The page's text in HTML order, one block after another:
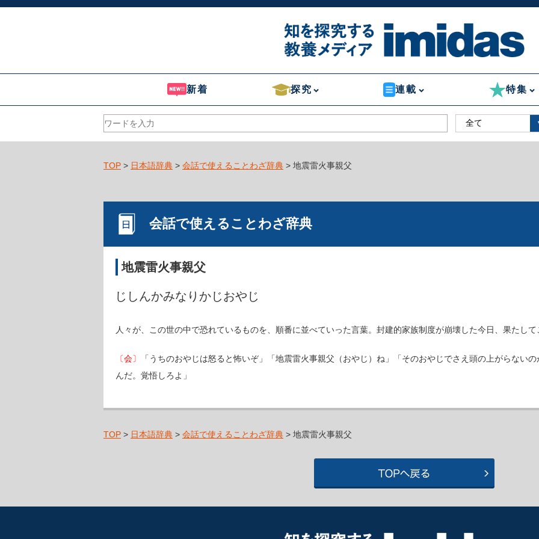
新着 探究 連載 特集
TOP > 日本語辞典 > 会話で使えることわざ辞典 > 地震雷火事親父
会話で使えることわざ辞典
地震雷火事親父
じしんかみなりかじおやじ
人々が、この世の中で恐れているものを、順番に並べていった言葉。封建的家族制度が崩壊した今日、果たし
〔会〕
「うちのおやじは怒ると怖いぞ」「地震雷火事親父（おやじ）ね」「そのおやじでさえ頭の上がらない
んだ。覚悟しろよ」
TOP > 日本語辞典 > 会話で使えることわざ辞典 > 地震雷火事親父